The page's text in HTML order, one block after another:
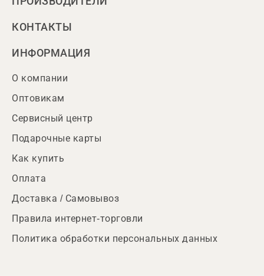
КОНТАКТЫ
ИНФОРМАЦИЯ
О компании
Оптовикам
Сервисный центр
Подарочные карты
Как купить
Оплата
Доставка / Самовывоз
Правила интернет-торговли
Политика обработки персональных данных